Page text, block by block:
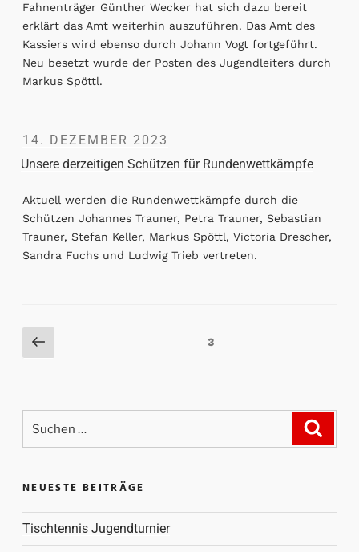
Fahnenträger Günther Wecker hat sich dazu bereit
erklärt das Amt weiterhin auszuführen. Das Amt des
Kassiers wird ebenso durch Johann Vogt fortgeführt.
Neu besetzt wurde der Posten des Jugendleiters durch
Markus Spöttl.
14. DEZEMBER 2023
Unsere derzeitigen Schützen für Rundenwettkämpfe
Aktuell werden die Rundenwettkämpfe durch die
Schützen Johannes Trauner, Petra Trauner, Sebastian
Trauner, Stefan Keller, Markus Spöttl, Victoria Drescher,
Sandra Fuchs und Ludwig Trieb vertreten.
3
NEUESTE BEITRÄGE
Tischtennis Jugendturnier